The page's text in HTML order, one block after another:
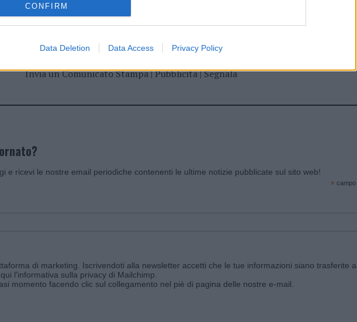
CONFIRM
Data Deletion Data Access Privacy Policy
Invia un Comunicato Stampa|Pubblicità|Segnala
e ricevi le nostre email periodiche contenenti le ultime notizie pubblicate sul sito web!
* campo
di marketing. Iscrivendoti alla newsletter accetti che le tue informazioni siano trasferite a
l'informativa sulla privacy di Mailchimp
momento facendo clic sul collegamento nel piè di pagina delle nostre e-mail.